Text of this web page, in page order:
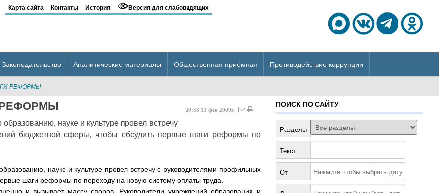
Карта сайта Контакты История Версия для слабовидящих
Законодательство Аналитические материалы Общественная приёмная Противодействие коррупции
РЕФОРМЫ
20:58 13 фев 2009г.
науке и культуре провел встречу
бюджетной сферы, чтобы обсудить первые шаги реформы по
науке и культуре провел встречу с руководителями профильных
шаги реформы по переходу на новую систему оплаты труда.
и вызывает массу споров. Руководители учреждений образования и
ПОИСК ПО САЙТУ
Разделы
Текст
От